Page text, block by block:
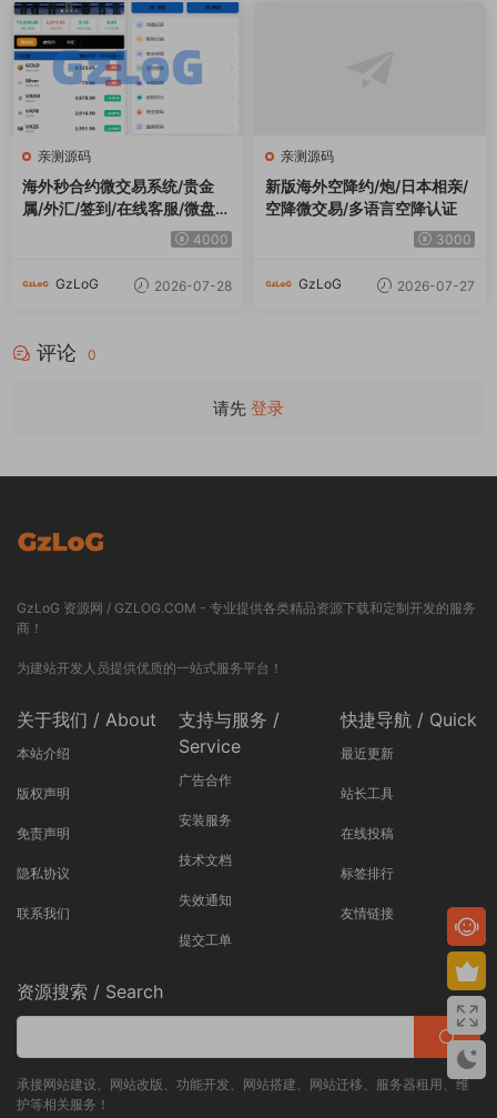
亲测源码
海外秒合约微交易系统/贵金
属/外汇/签到/在线客服/微盘系
4000
GzLoG 2026-07-28
亲测源码
新版海外空降约/炮/日本相亲/
空降微交易/多语言空降认证
3000
GzLoG 2026-07-27
评论 0
请先 登录
GzLoG 资源网 / GZLOG.COM - 专业提供各类精品资源下载和定制开发的服务
商！
为建站开发人员提供优质的一站式服务平台！
关于我们 / About
本站介绍
版权声明
免责声明
隐私协议
联系我们
支持与服务 /
Service
广告合作
安装服务
技术文档
失效通知
提交工单
快捷导航 / Quick
最近更新
站长工具
在线投稿
标签排行
友情链接
资源搜索 / Search
承接网站建设、网站改版、功能开发、网站搭建、网站迁移、服务器租用、维
护等相关服务！